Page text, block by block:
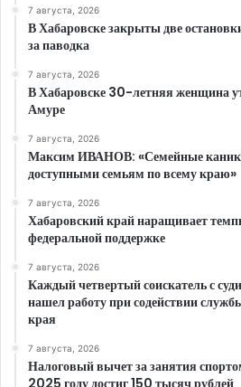
7 августа, 2026
В Хабаровске закрыты две
за паводка
7 августа, 2026
В Хабаровске 30-летняя женщина
Амуре
7 августа, 2026
Максим ИВАНОВ: «Семейные
доступными семьям по всему краю»
7 августа, 2026
Хабаровский край наращивает
федеральной поддержке
7 августа, 2026
Каждый четвертый соискатель с
нашел работу при содействии
края
7 августа, 2026
Налоговый вычет за занятия
2025 году достиг 150 тысяч рублей